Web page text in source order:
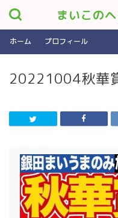
まいこの
ホーム プロフィール
20221004秋華